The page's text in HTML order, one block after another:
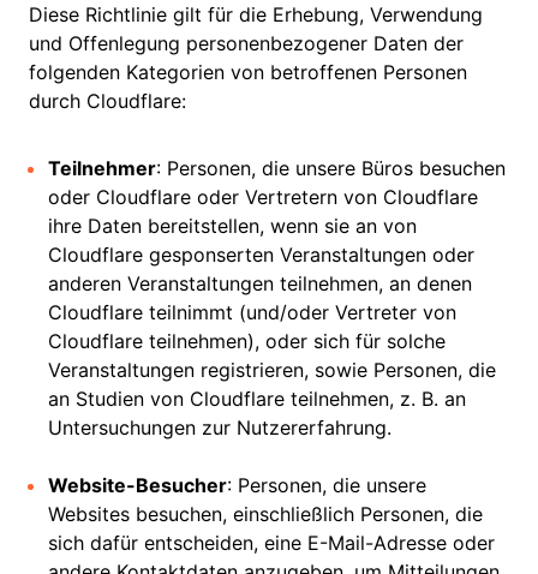
Diese Richtlinie gilt für die Erhebung, Verwendung
und Offenlegung personenbezogener Daten der
folgenden Kategorien von betroffenen Personen
durch Cloudflare:
Teilnehmer: Personen, die unsere Büros besuchen
oder Cloudflare oder Vertretern von Cloudflare
ihre Daten bereitstellen, wenn sie an von
Cloudflare gesponserten Veranstaltungen oder
anderen Veranstaltungen teilnehmen, an denen
Cloudflare teilnimmt (und/oder Vertreter von
Cloudflare teilnehmen), oder sich für solche
Veranstaltungen registrieren, sowie Personen, die
an Studien von Cloudflare teilnehmen, z. B. an
Untersuchungen zur Nutzererfahrung.
Website-Besucher: Personen, die unsere
Websites besuchen, einschließlich Personen, die
sich dafür entscheiden, eine E-Mail-Adresse oder